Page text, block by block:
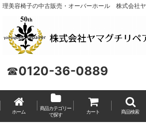
理美容椅子の中古販売・オーバーホール 株式会社
☎0120-36-0889
ホーム
商品カテゴリー
で探す
カート 商品検索